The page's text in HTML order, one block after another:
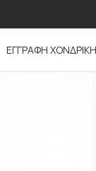
ΕΓΓΡΑΦΗ